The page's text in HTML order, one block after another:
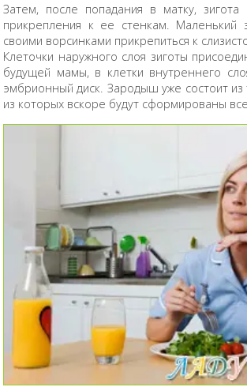
Затем, после попадания в матку, зигота
прикрепления к ее стенкам. Маленький
своими ворсинками прикрепиться к
Клеточки наружного слоя зиготы
будущей мамы, в клетки внутреннего
эмбрионный диск. Зародыш уже состоит из
из которых вскоре будут сформированы